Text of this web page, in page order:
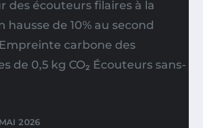
des écouteurs filaires à la
hausse de 10% au second
carbone des
de 0,5 kg CO₂ Écouteurs sans-
2026